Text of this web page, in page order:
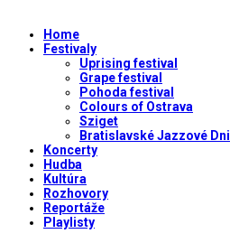
Home
Festivaly
Uprising festival
Grape festival
Pohoda festival
Colours of Ostrava
Sziget
Bratislavské Jazzové Dni
Koncerty
Hudba
Kultúra
Rozhovory
Reportáže
Playlisty